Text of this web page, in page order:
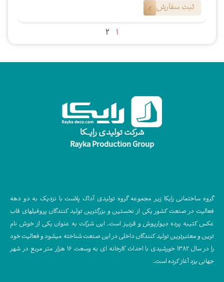
ثبت سفارش
1
2
شرکت تولیدی رایـــکا
Rayka Production Group
گروه ساختمانی رایکا زیر مجموعه گروه تولیدی آداک پلاست با نزدیک به دو دهه
فعالیت در صنعت کشور یکی از نخستین و بزرگترین تولید کنندگان پروفیلهای قاب
عکس کتیبه پرده دیوارپوش و قرنیز است. این شرکت به عنوان یکی از خوش نام
ترین و معتبرترین تولید کنندگان داخلی در این صنعت شناخته میشود و فعالیت خود
را در سال ۱۳۸۲ خورشیدی با احداث کارخانه ای به وسعت ۱۶ هزار متر مربع در شهر
جهانی یزد آغاز کرده است.